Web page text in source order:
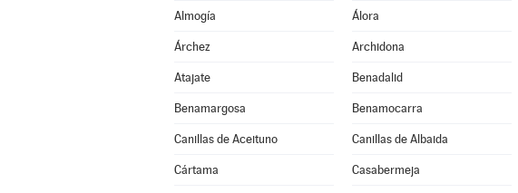
Almogía Álora
Árchez Archidona
Atajate Benadalid
Benamargosa Benamocarra
Canillas de Aceituno Canillas de Albaida
Cártama Casabermeja